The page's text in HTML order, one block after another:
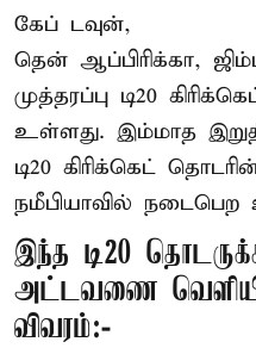
கேப் டவுன்,
தென் ஆப்பிரிக்கா,
முத்தரப்பு டி20
உள்ளது. இம்மாத
டி20 கிரிக்கெட்
நமீபியாவில்
இந்த டி20
அட்டவணை
விவரம்:-